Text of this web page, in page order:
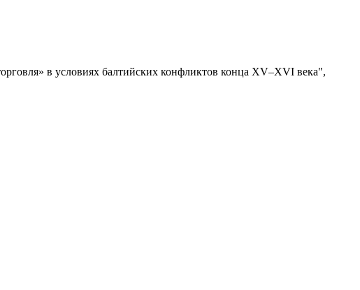
в условиях балтийских конфликтов конца XV–XVI века",